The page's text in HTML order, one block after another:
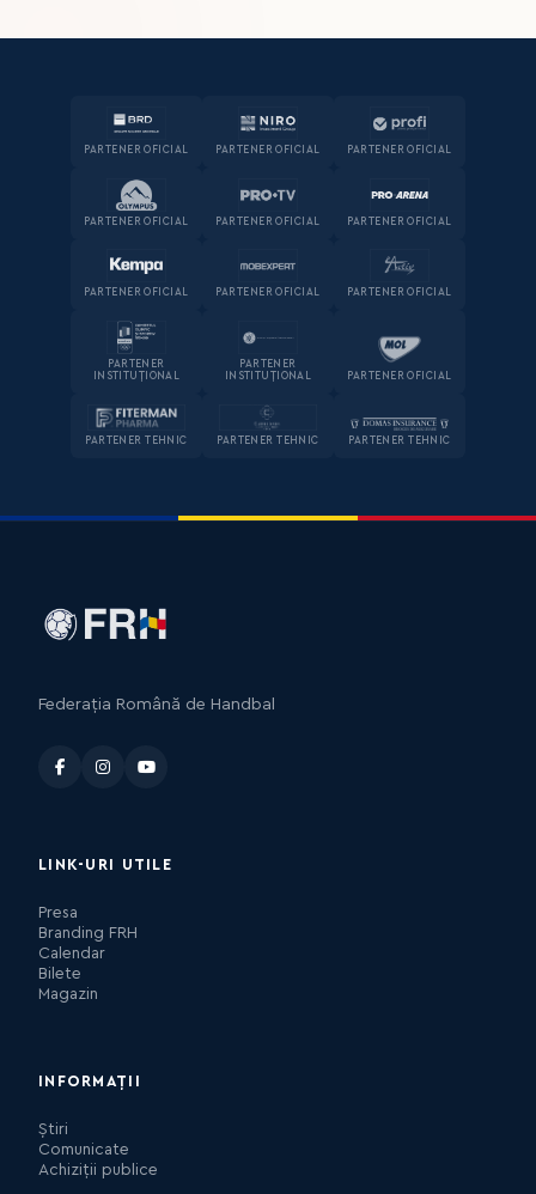
PARTENER OFICIAL PARTENER OFICIAL PARTENER OFICIAL
PARTENER OFICIAL PARTENER OFICIAL PARTENER OFICIAL
PARTENER OFICIAL PARTENER OFICIAL PARTENER OFICIAL
PARTENER
INSTITUȚIONAL
PARTENER
INSTITUȚIONAL
PARTENER OFICIAL
PARTENER TEHNIC PARTENER TEHNIC PARTENER TEHNIC
Federația Română de Handbal
LINK-URI UTILE
Presa
Branding FRH
Calendar
Bilete
Magazin
INFORMAȚII
Știri
Comunicate
Achiziții publice